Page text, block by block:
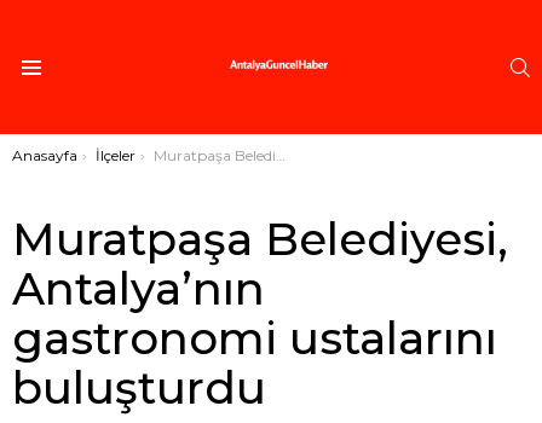
Buradasınız:
Anasayfa İlçeler Muratpaşa Belediyesi, Antalya’nın gastronomi ustalarını buluşturdu
Muratpaşa Belediyesi,
Antalya’nın
gastronomi ustalarını
buluşturdu